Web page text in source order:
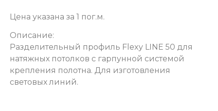
Цена указана за 1 пог.м.
Описание:
Разделительный профиль Flexy LINE 50 для
натяжных потолков с гарпунной системой
крепления полотна. Для изготовления
световых линий.